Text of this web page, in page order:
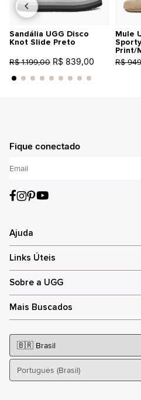
Sandália UGG Disco
Knot Slide Preto
R$ 1.199,00 R$ 839,00
Mule
Print/
R$
Fique conectado
Ajuda
Links Úteis
Sobre a UGG
Mais Buscados